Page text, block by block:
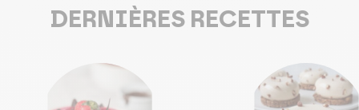
DERNIÈRES RECETTES